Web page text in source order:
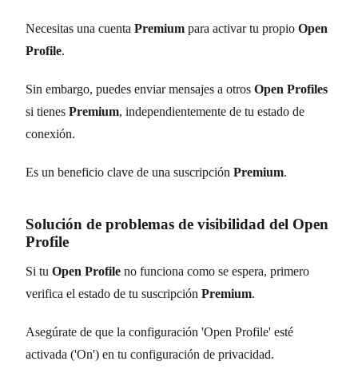
Necesitas una cuenta Premium para activar tu propio Open
Profile.
Sin embargo, puedes enviar mensajes a otros Open Profiles
si tienes Premium, independientemente de tu estado de
conexión.
Es un beneficio clave de una suscripción Premium.
Solución de problemas de visibilidad del Open
Profile
Si tu Open Profile no funciona como se espera, primero
verifica el estado de tu suscripción Premium.
Asegúrate de que la configuración 'Open Profile' esté
activada ('On') en tu configuración de privacidad.